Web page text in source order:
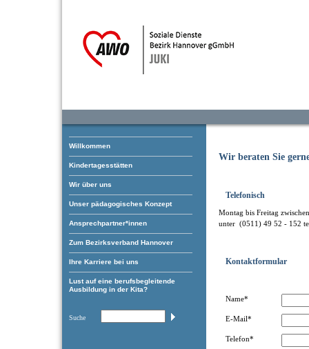
Willkommen
Kindertagesstätten
Wir über uns
Unser pädagogisches Konzept
Ansprechpartner*innen
Zum Bezirksverband Hannover
Ihre Karriere bei uns
Lust auf eine berufsbegleitende
Ausbildung in der Kita?
Suche
Wir beraten Sie
Telefonisch
Montag bis Freitag
unter (0511) 49 52 - 152
Kontaktformular
Name*
E-Mail*
Telefon*